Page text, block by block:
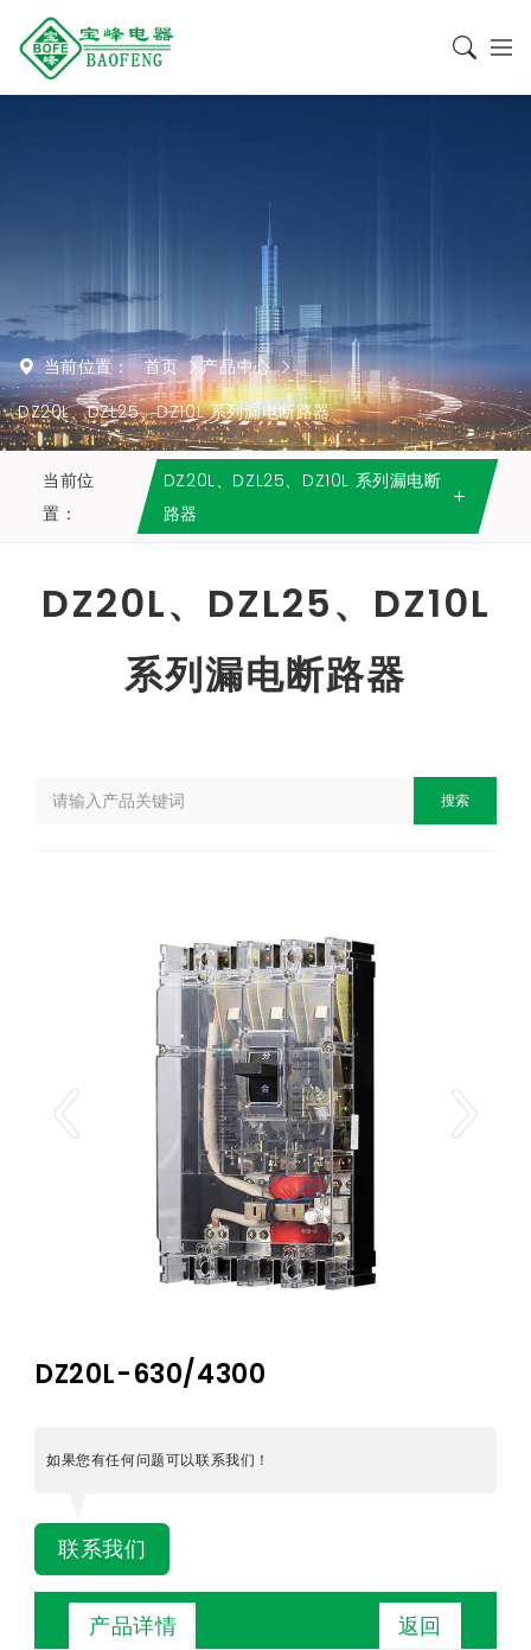
当前位置： 首页
产品中心
DZ20L、DZL25、DZ10L 系列漏电断路器
当前位
置：
DZ20L、DZL25、DZ10L 系列漏电断
路器
DZ20L、DZL25、DZ10L
系列漏电断路器
搜索
DZ20L-630/4300
如果您有任何问题可以联系我们！
联系我们
产品详情 返回